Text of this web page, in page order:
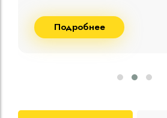
Подробнее